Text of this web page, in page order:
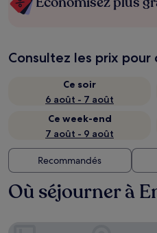
Consultez les prix pour
Ce soir
6 août - 7 août
Ce week-end
7 août - 9 août
Recommandés
Où séjourner à